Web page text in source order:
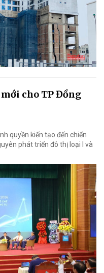
cho TP Đồng
quyền kiến tạo đến chiến
phát triển đô thị loại I và